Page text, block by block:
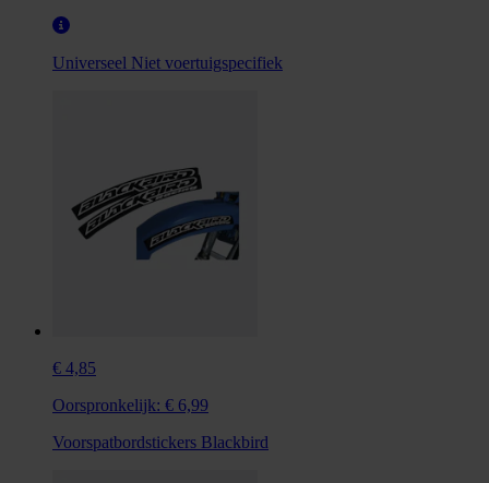
Universeel Niet voertuigspecifiek
€ 4,85
Oorspronkelijk: € 6,99
Voorspatbordstickers Blackbird